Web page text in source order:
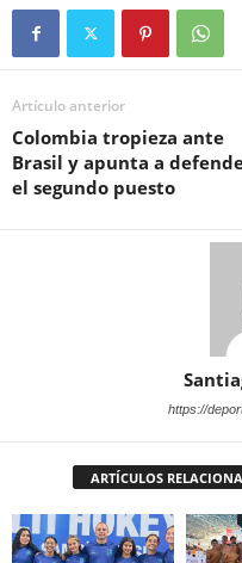
Artículo anterior
Colombia tropieza ante
Brasil y apunta a
el segundo puesto
https://
ARTÍCULOS